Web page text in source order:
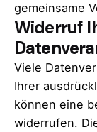
gemeinsame
Widerruf
Viele
Ihrer
können eine
widerrufen.